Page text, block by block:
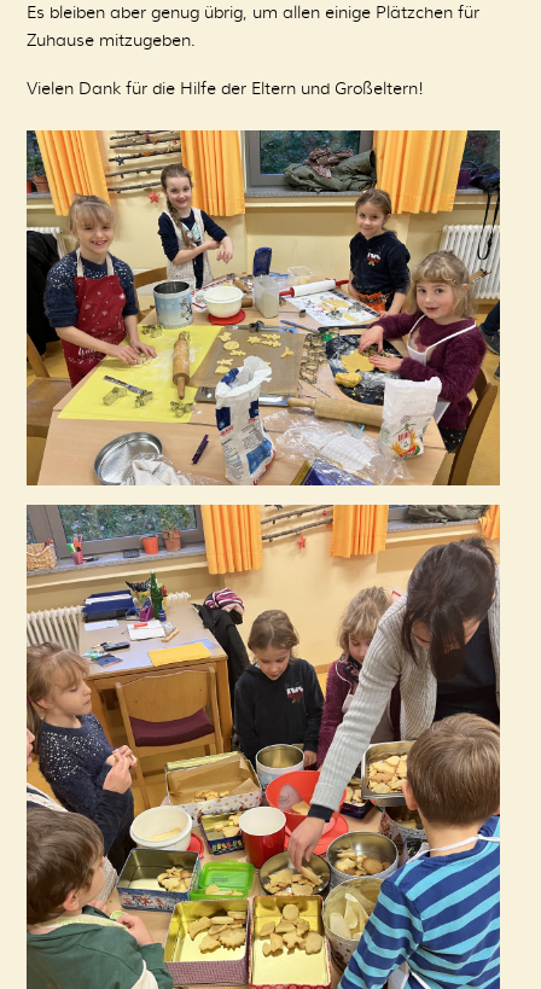
Es bleiben aber genug übrig, um allen einige Plätzchen für
Zuhause mitzugeben.
Vielen Dank für die Hilfe der Eltern und Großeltern!